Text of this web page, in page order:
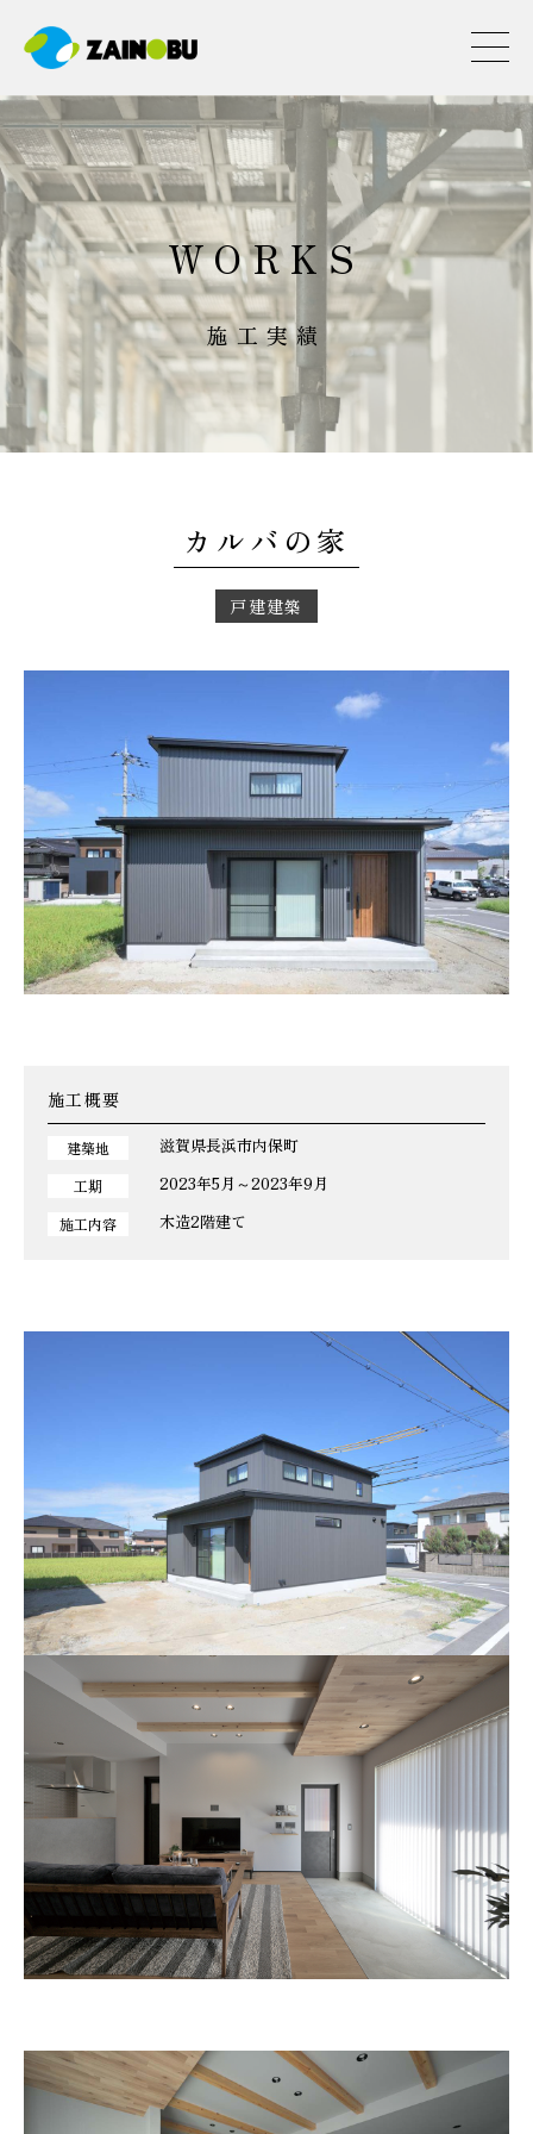
WORKS
施工実績
カルバの家
戸建建築
施工概要
建築地 滋賀県長浜市内保町
工期 2023年5月～2023年9月
施工内容 木造2階建て